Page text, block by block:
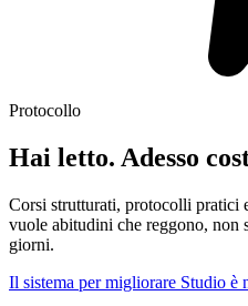
Protocollo
Hai letto. Adesso
Corsi strutturati, protocolli
vuole abitudini che reggono, non
giorni.
Il sistema per migliorare Studio è